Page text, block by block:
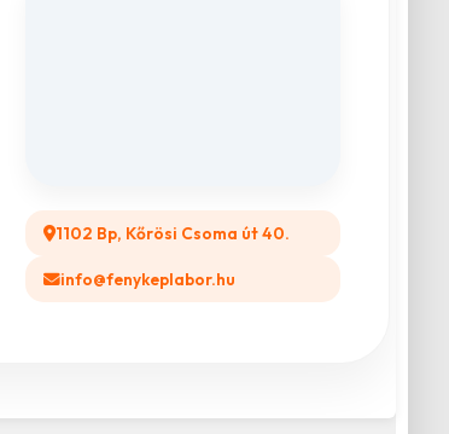
1102 Bp, Kőrösi Csoma út 40.
info@fenykeplabor.hu